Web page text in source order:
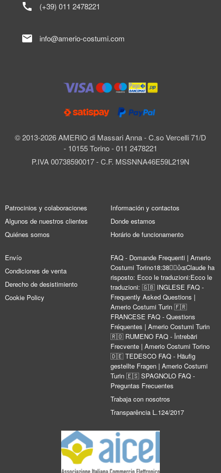
© 2013-2026 AMERIO di Massari Anna - C.so Vercelli 71/D
- 10155 Torino - 011 2478221
P.IVA 00738590017 - C.F. MSSNNA46E59L219N
call (+39) 011 2478221
mail info@amerio-costumi.com
Patrocinios y colaboraciones
Algunos de nuestros clientes
Quiénes somos
Información y contactos
Donde estamos
Horário de funcionamento
Envío
Condiciones de venta
Derecho de desistimiento
Cookie Policy
FAQ - Domande Frequenti | Amerio
Costumi Torino18:38Claude ha
risposto: Ecco le traduzioni:Ecco le
traduzioni: 🇬🇧 INGLESE FAQ -
Frequently Asked Questions |
Amerio Costumi Turin 🇫🇷
FRANCESE FAQ - Questions
Fréquentes | Amerio Costumi Turin
🇷🇴 RUMENO FAQ - Întrebări
Frecvente | Amerio Costumi Torino
🇩🇪 TEDESCO FAQ - Häufig
gestellte Fragen | Amerio Costumi
Turin 🇪🇸 SPAGNOLO FAQ -
Preguntas Frecuentes
Trabaja con nosotros
Transparência L.124/2017